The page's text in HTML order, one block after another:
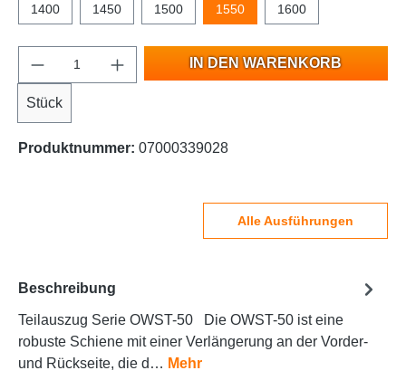
1400 1450 1500 1550 1600
Stück
IN DEN WARENKORB
Produktnummer: 07000339028
Alle Ausführungen
Beschreibung
Teilauszug Serie OWST-50 Die OWST-50 ist eine
robuste Schiene mit einer Verlängerung an der Vorder-
und Rückseite, die d… Mehr